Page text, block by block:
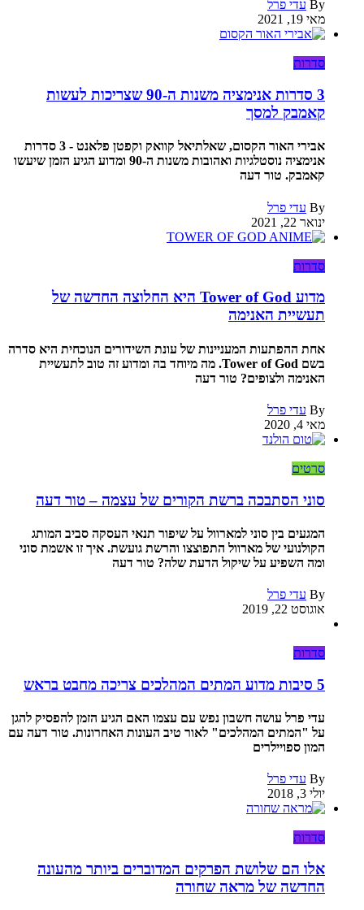
By עדי פרל
מאי 19, 2021
סדרות
3 סדרות אנימציה משנות ה-90 שצריכות לעשות
קאמבק למסך
אבירי האור הקסום, שאלתיאל קוואק וקפטן פלאנט - 3 סדרות
אנימציה נוסטלגיות ואהובות משנות ה-90 ומדוע הגיע הזמן שיעשו
קאמבק. טור דעה
By עדי פרל
ינואר 22, 2021
סדרות
מדוע Tower of God היא החלוצה החדשה של
תעשיית האנימה
אחת ההפתעות המעניינות של עונת השידורים הנוכחית היא סדרה
בשם Tower of God. מה מיוחד בה ומדוע זה טוב לתעשיית
האנימה ולצופים? טור דעה
By עדי פרל
מאי 4, 2020
סרטים
סוני הסתבכה ברשת הקורים של עצמה – טור דעה
המגעים בין סוני למארוול על שיפור תנאי העסקה סביב המותג
הקולנועי של מארוול התפוצצו והרשת גועשת. איך זו אשמת סוני
ומה השפיע על שיקול הדעת שלה? טור דעה
By עדי פרל
אוגוסט 22, 2019
סדרות
5 סיבות מדוע המתים המהלכים צריכה מחבט בראש
עדי פרל עושה חשבון נפש עם עצמו האם הגיע הזמן להפסיק להגן
על "המתים המהלכים" לאור טיב העונות האחרונות. טור דעה עם
המון ספויילרים
By עדי פרל
יולי 3, 2018
סדרות
אלו הם שלושת הפרקים המדוברים ביותר מהעונה
החדשה של מראה שחורה